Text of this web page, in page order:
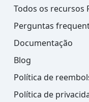
Todos os recursos
Perguntas
Documentação
Blog
Política de
Política de